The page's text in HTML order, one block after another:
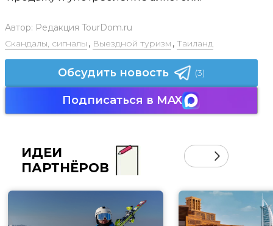
Автор: Редакция TourDom.ru
Скандалы, сигналы , Выездной туризм , Таиланд
Обсудить новость (3)
Подписаться в MAX
ИДЕИ
ПАРТНЁРОВ